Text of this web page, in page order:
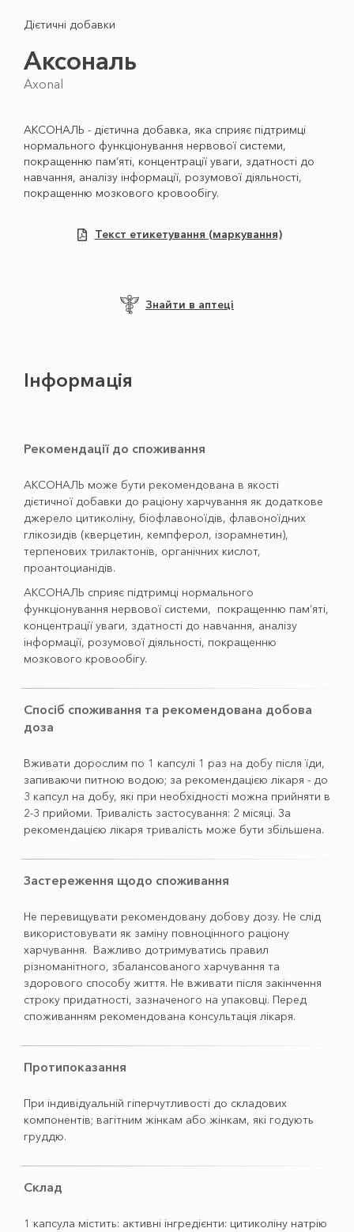
Дієтичні добавки
Аксональ
Аxonal
АКСОНАЛЬ - дієтична добавка, яка сприяє підтримці
нормального функціонування нервової системи,
покращенню пам’яті, концентрації уваги, здатності до
навчання, аналізу інформації, розумової діяльності,
покращенню мозкового кровообігу.
Текст етикетування (маркування)
Знайти в аптеці
Інформація
Рекомендації до споживання
АКСОНАЛЬ може бути рекомендована в якості
дієтичної добавки до раціону харчування як додаткове
джерело цитиколіну, біофлавоноїдів, флавоноїдних
глікозидів (кверцетин, кемпферол, ізорамнетин),
терпенових трилактонів, органічних кислот,
проантоцианідів.
АКСОНАЛЬ сприяє підтримці нормального
функціонування нервової системи, покращенню пам’яті,
концентрації уваги, здатності до навчання, аналізу
інформації, розумової діяльності, покращенню
мозкового кровообігу.
Спосіб споживання та рекомендована добова
доза
Bживати дорослим по 1 капсулі 1 раз на добу після їди,
запиваючи питною водою; за рекомендацією лікаря - до
3 капсул на добу, які при необхідності можна прийняти в
2-3 прийоми. Тривалість застосування: 2 місяці. За
рекомендацією лікаря тривалість може бути збільшена.
Застереження щодо споживання
Не перевищувати рекомендовану добову дозу. Не слід
використовувати як заміну повноцінного раціону
харчування. Важливо дотримуватись правил
різноманітного, збалансованого харчування та
здорового способу життя. Не вживати після закінчення
строку придатності, зазначеного на упаковці. Перед
споживанням рекомендована консультація лікаря.
Протипоказання
При індивідуальній гіперчутливості до складових
компонентів; вагітним жінкам або жінкам, які годують
груддю.
Склад
1 капсула містить: активні інгредієнти: цитиколіну натрію